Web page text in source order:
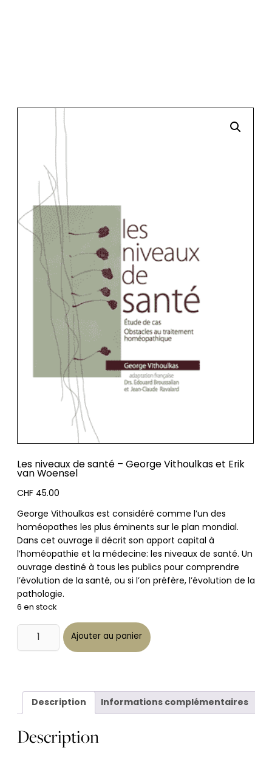
Les niveaux de santé – George Vithoulkas et Erik
van Woensel
CHF 45.00
George Vithoulkas est considéré comme l’un des
homéopathes les plus éminents sur le plan mondial.
Dans cet ouvrage il décrit son apport capital à
l’homéopathie et la médecine: les niveaux de santé. Un
ouvrage destiné à tous les publics pour comprendre
l’évolution de la santé, ou si l’on préfère, l’évolution de la
pathologie.
6 en stock
quantité
niveaux
Vithoulkas
Erik
Woensel
Ajouter au panier
Description Informations complémentaires
Description